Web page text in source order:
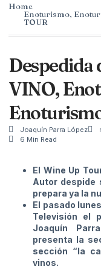
Home
Enoturismo,
TOUR
Despedida
VINO,
Joaquín Parra López
6 Min Read
El Wine Up
Autor despide
prepara ya la
El pasado
Televisión el
Joaquín
presenta la
sección “la
vinos.